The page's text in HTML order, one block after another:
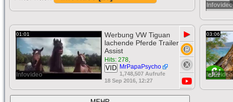
Infovideo
01:01
Infovideo
Werbung VW Tiguan
lachende Pferde Trailer
Assist
Hits: 278,
MrPapaPsycho
VID
1,748,507 Aufrufe
18 Sep 2016, 12:27
▶ 03:06
Infovideo